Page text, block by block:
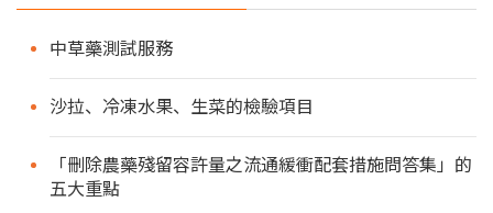
中草藥測試服務
沙拉、冷凍水果、生菜的檢驗項目
「刪除農藥殘留容許量之流通緩衝配套措施問答集」的
五大重點